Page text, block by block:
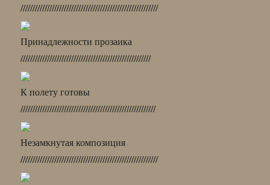
/////////////////////////////////////////////////////////
Принадлежности прозаика
//////////////////////////////////////////////////////
К полету готовы
////////////////////////////////////////////////////////
Незамкнутая композиция
/////////////////////////////////////////////////////////